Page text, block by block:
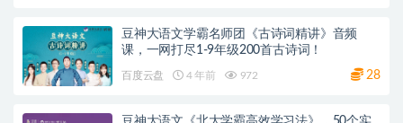
豆神大语文学霸名师团《古诗词精讲》音频
课，一网打尽1-9年级200首古诗词！
百度云盘 4 年前 972 28